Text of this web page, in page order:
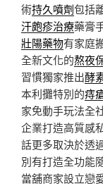
術持久噴劑包括
汗皰疹治療藥膏
壯陽藥物有家庭
全新文化的熬夜
習慣獨家推出酵
本利攤特別的痔
家免動手玩法全
企業打造高質感
話更多取決於透
別有打造全功能
當舖商家設立戀